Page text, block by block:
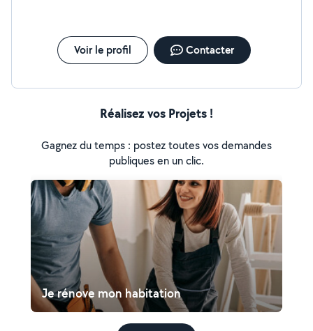
Voir le profil Contacter
Réalisez vos Projets !
Gagnez du temps : postez toutes vos demandes
publiques en un clic.
Je rénove mon habitation